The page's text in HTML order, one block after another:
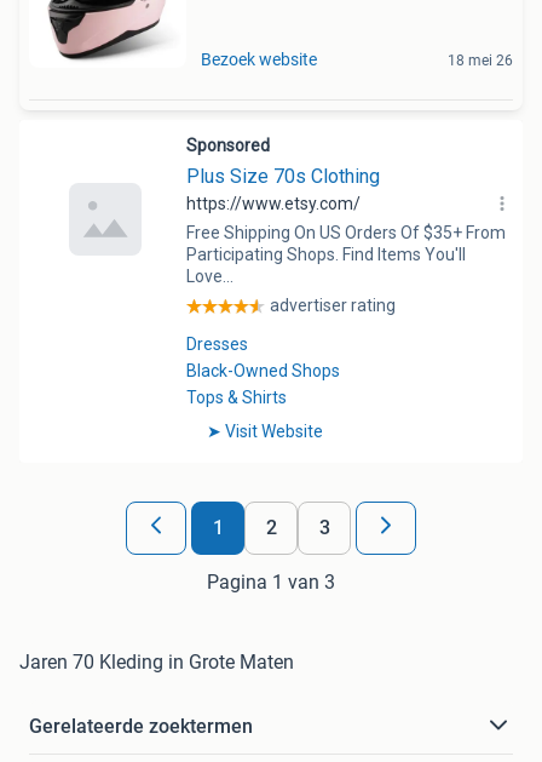
Bezoek website 18 mei 26
1 2 3
Pagina 1 van 3
Jaren 70 Kleding in Grote Maten
Gerelateerde zoektermen